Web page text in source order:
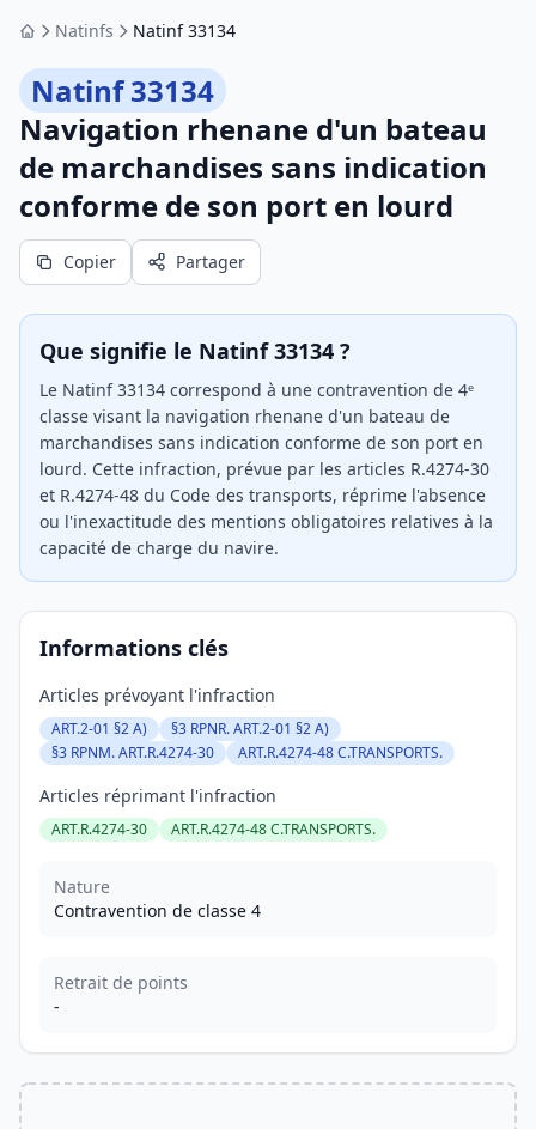
AccueilNatinfs Natinf 33134
Natinf 33134
Navigation rhenane d'un bateau
de marchandises sans indication
conforme de son port en lourd
Copier Partager
Que signifie le Natinf 33134 ?
Le Natinf 33134 correspond à une contravention de 4ᵉ
classe visant la navigation rhenane d'un bateau de
marchandises sans indication conforme de son port en
lourd. Cette infraction, prévue par les articles R.4274-30
et R.4274-48 du Code des transports, réprime l'absence
ou l'inexactitude des mentions obligatoires relatives à la
capacité de charge du navire.
Informations clés
Articles prévoyant l'infraction
ART.2-01 §2 A)
§3 RPNR. ART.2-01 §2 A)
§3 RPNM. ART.R.4274-30
ART.R.4274-48 C.TRANSPORTS.
Articles réprimant l'infraction
ART.R.4274-30 ART.R.4274-48 C.TRANSPORTS.
Nature
Contravention de classe 4
Retrait de points
-